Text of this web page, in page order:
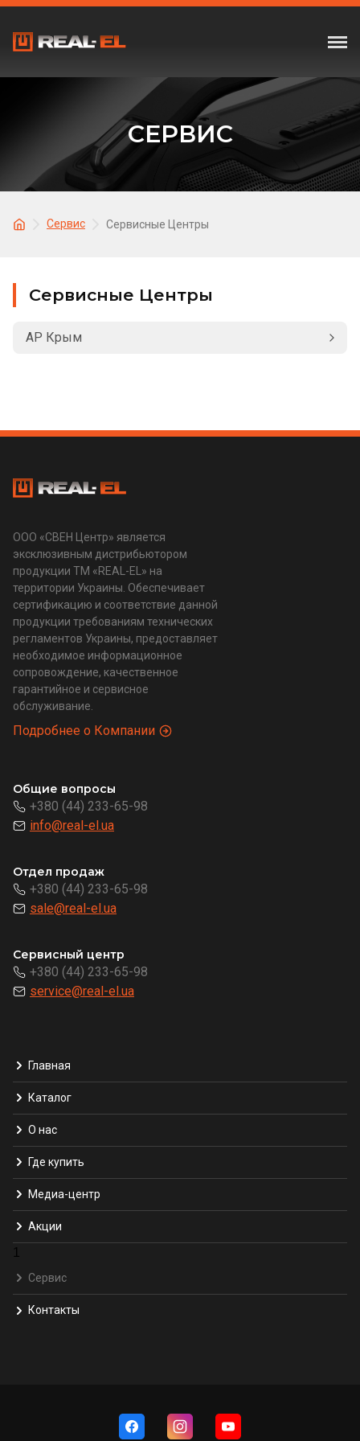
СЕРВИС
Сервис Сервисные Центры
Сервисные Центры
АР Крым
ООО «СВЕН Центр» является
эксклюзивным дистрибьютором
продукции ТМ «REAL-EL» на
территории Украины. Обеспечивает
сертификацию и соответствие данной
продукции требованиям технических
регламентов Украины, предоставляет
необходимое информационное
сопровождение, качественное
гарантийное и сервисное
обслуживание.
Подробнее о Компании
Общие вопросы
+380 (44) 233-65-98
info@real-el.ua
Отдел продаж
+380 (44) 233-65-98
sale@real-el.ua
Сервисный центр
+380 (44) 233-65-98
service@real-el.ua
Главная
Каталог
О нас
Где купить
Медиа-центр
Акции
1
Сервис
Контакты